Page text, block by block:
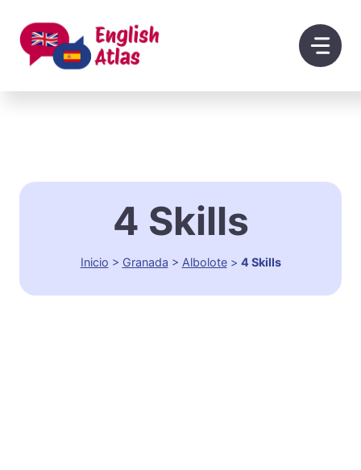
contenido
4 Skills
Inicio > Granada > Albolote> 4 Skills